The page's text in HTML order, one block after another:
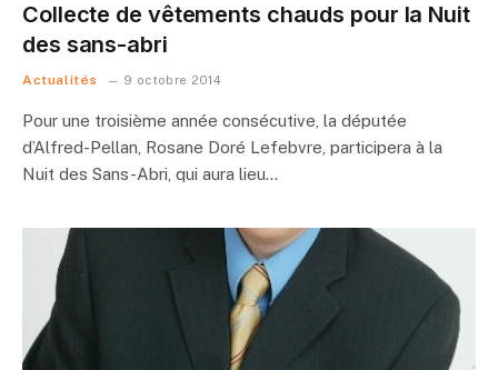
Collecte de vêtements chauds pour la Nuit
des sans-abri
Actualités 9 octobre 2014
Pour une troisième année consécutive, la députée
d’Alfred-Pellan, Rosane Doré Lefebvre, participera à la
Nuit des Sans-Abri, qui aura lieu…